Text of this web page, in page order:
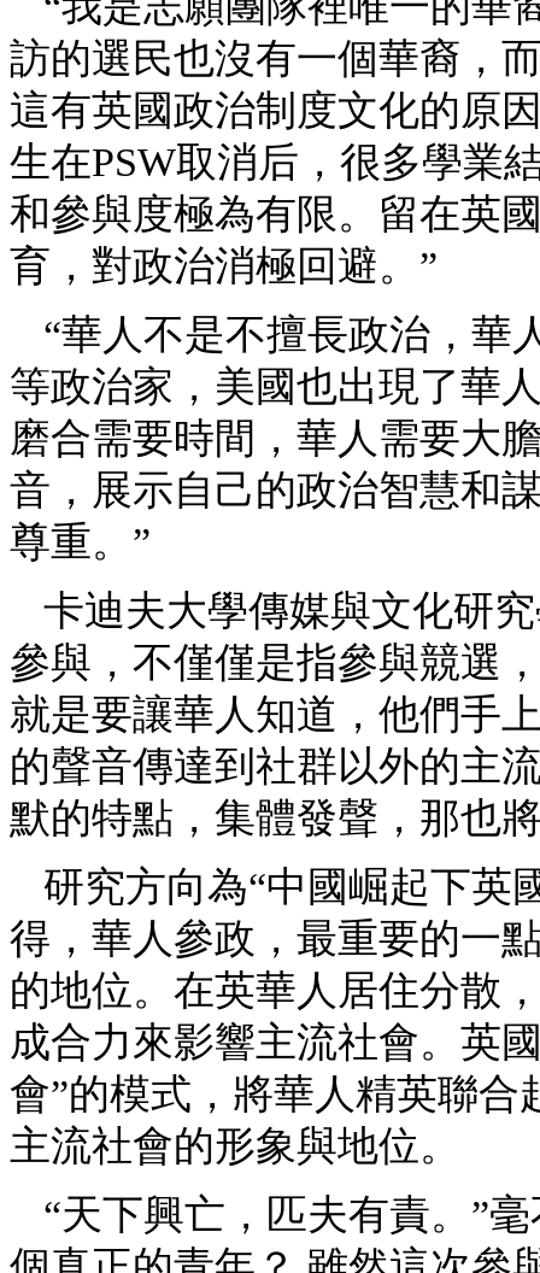
訪的選民也沒有一個華裔，
這有英國政治制度文化的原
生在PSW取消后，很多學業
和參與度極為有限。留在英
育，對政治消極回避。”
“華人不是不擅長政治，華
等政治家，美國也出現了華
磨合需要時間，華人需要大
音，展示自己的政治智慧和
尊重。”
卡迪夫大學傳媒與文化研
參與，不僅僅是指參與競選
就是要讓華人知道，他們手
的聲音傳達到社群以外的主
默的特點，集體發聲，那也
研究方向為“中國崛起下英
得，華人參政，最重要的一
的地位。在英華人居住分散
成合力來影響主流社會。英
會”的模式，將華人精英聯
主流社會的形象與地位。
“天下興亡，匹夫有責。”